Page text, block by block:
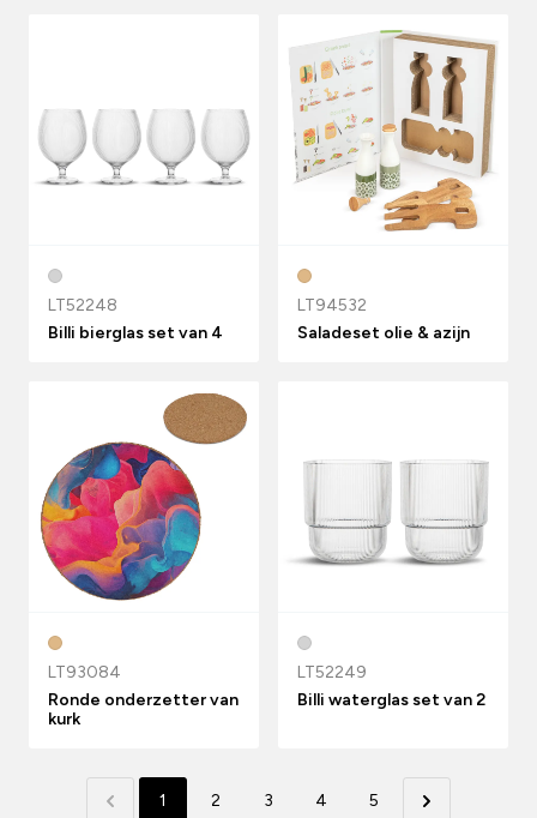
LT52248
Billi bierglas set van 4
LT94532
Saladeset olie & azijn
LT93084
Ronde onderzetter van
kurk
LT52249
Billi waterglas set van 2
1 2 3 4 5